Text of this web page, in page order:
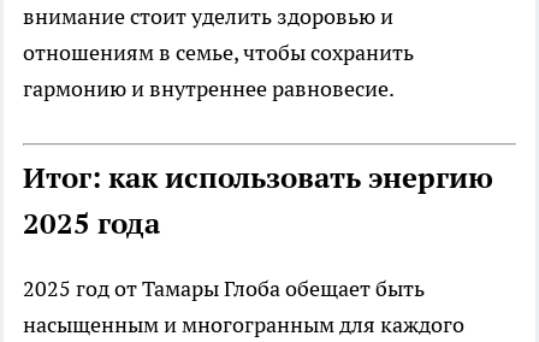
внимание стоит уделить здоровью и
отношениям в семье, чтобы сохранить
гармонию и внутреннее равновесие.
Итог: как использовать энергию
2025 года
2025 год от Тамары Глоба обещает быть
насыщенным и многогранным для каждого